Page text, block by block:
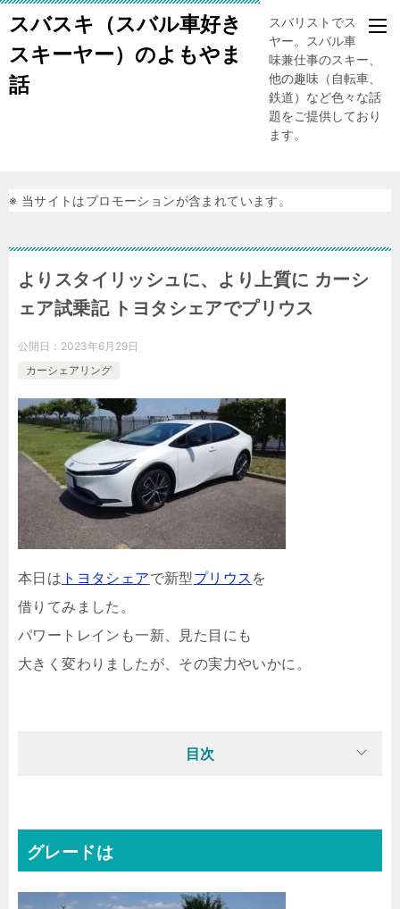
スバスキ（スバル車好き
スキーヤー）のよもやま
話
スバリストでスキー
ヤー。スバル車、趣
味兼仕事のスキー、
他の趣味（自転車、
鉄道）など色々な話
題をご提供しており
ます。
※ 当サイトはプロモーションが含まれています。
よりスタイリッシュに、より上質に カーシ
ェア試乗記 トヨタシェアでプリウス
公開日： 2023年6月29日
カーシェアリング
本日は トヨタシェアで新型プリウス を
借りてみました。
パワートレインも一新、見た目にも
大きく変わりましたが、その実力やいかに。
目次
グレードは